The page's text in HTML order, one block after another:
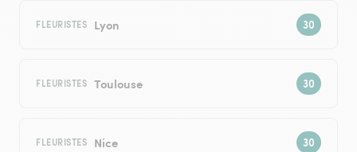
FLEURISTES Lyon
FLEURISTES Toulouse
FLEURISTES Nice